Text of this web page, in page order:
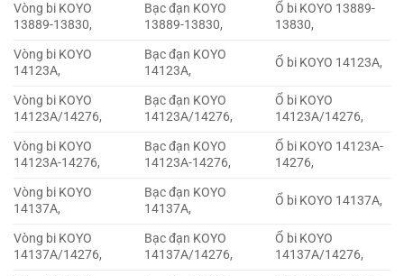
Vòng bi KOYO
13889-13830,
Bạc đạn KOYO
13889-13830,
Ổ bi KOYO 13889-
13830,
Vòng bi KOYO
14123A,
Bạc đạn KOYO
14123A,
Ổ bi KOYO 14123A,
Vòng bi KOYO
14123A/14276,
Bạc đạn KOYO
14123A/14276,
Ổ bi KOYO
14123A/14276,
Vòng bi KOYO
14123A-14276,
Bạc đạn KOYO
14123A-14276,
Ổ bi KOYO 14123A-
14276,
Vòng bi KOYO
14137A,
Bạc đạn KOYO
14137A,
Ổ bi KOYO 14137A,
Vòng bi KOYO
14137A/14276,
Bạc đạn KOYO
14137A/14276,
Ổ bi KOYO
14137A/14276,